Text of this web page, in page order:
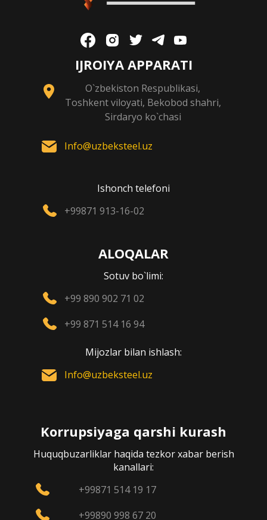
IJROIYA APPARATI
O`zbekiston Respublikasi,
Toshkent viloyati, Bekobod shahri,
Sirdaryo ko`chasi
Info@uzbeksteel.uz
Ishonch telefoni
+99871 913-16-02
ALOQALAR
Sotuv bo`limi:
+99 890 902 71 02
+99 871 514 16 94
Mijozlar bilan ishlash:
Info@uzbeksteel.uz
Korrupsiyaga qarshi kurash
Huquqbuzarliklar haqida tezkor xabar berish
kanallari:
+99871 514 19 17
+99890 998 67 20